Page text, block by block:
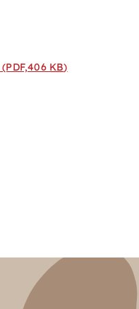
(PDF,406 KB)